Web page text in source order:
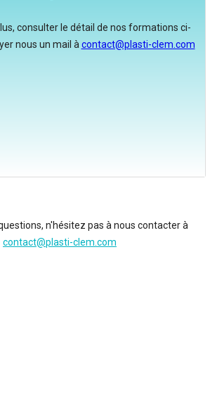
consulter le détail de nos formations ci-
nous un mail à contact@plasti-clem.com
n'hésitez pas à nous contacter à
contact@plasti-clem.com